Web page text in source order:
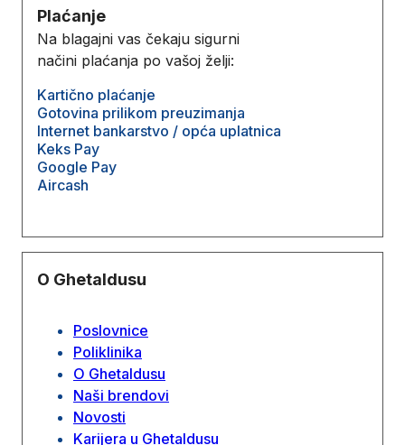
Plaćanje
Na blagajni vas čekaju sigurni
načini plaćanja po vašoj želji:
Kartično plaćanje
Gotovina prilikom preuzimanja
Internet bankarstvo / opća uplatnica
Keks Pay
Google Pay
Aircash
O Ghetaldusu
Poslovnice
Poliklinika
O Ghetaldusu
Naši brendovi
Novosti
Karijera u Ghetaldusu